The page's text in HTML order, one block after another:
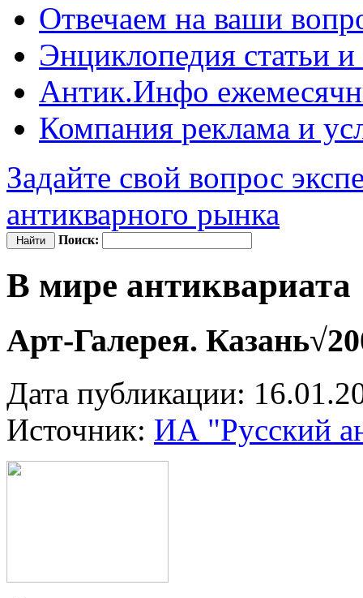
Отвечаем на ваши
Энциклопедия статьи
Антик.Инфо
Компания реклама и
Задайте свой вопрос
антикварного рынка
Поиск:
В мире антиквариата
Арт-Галерея.
Дата публикации:
Источник: ИА "Русский